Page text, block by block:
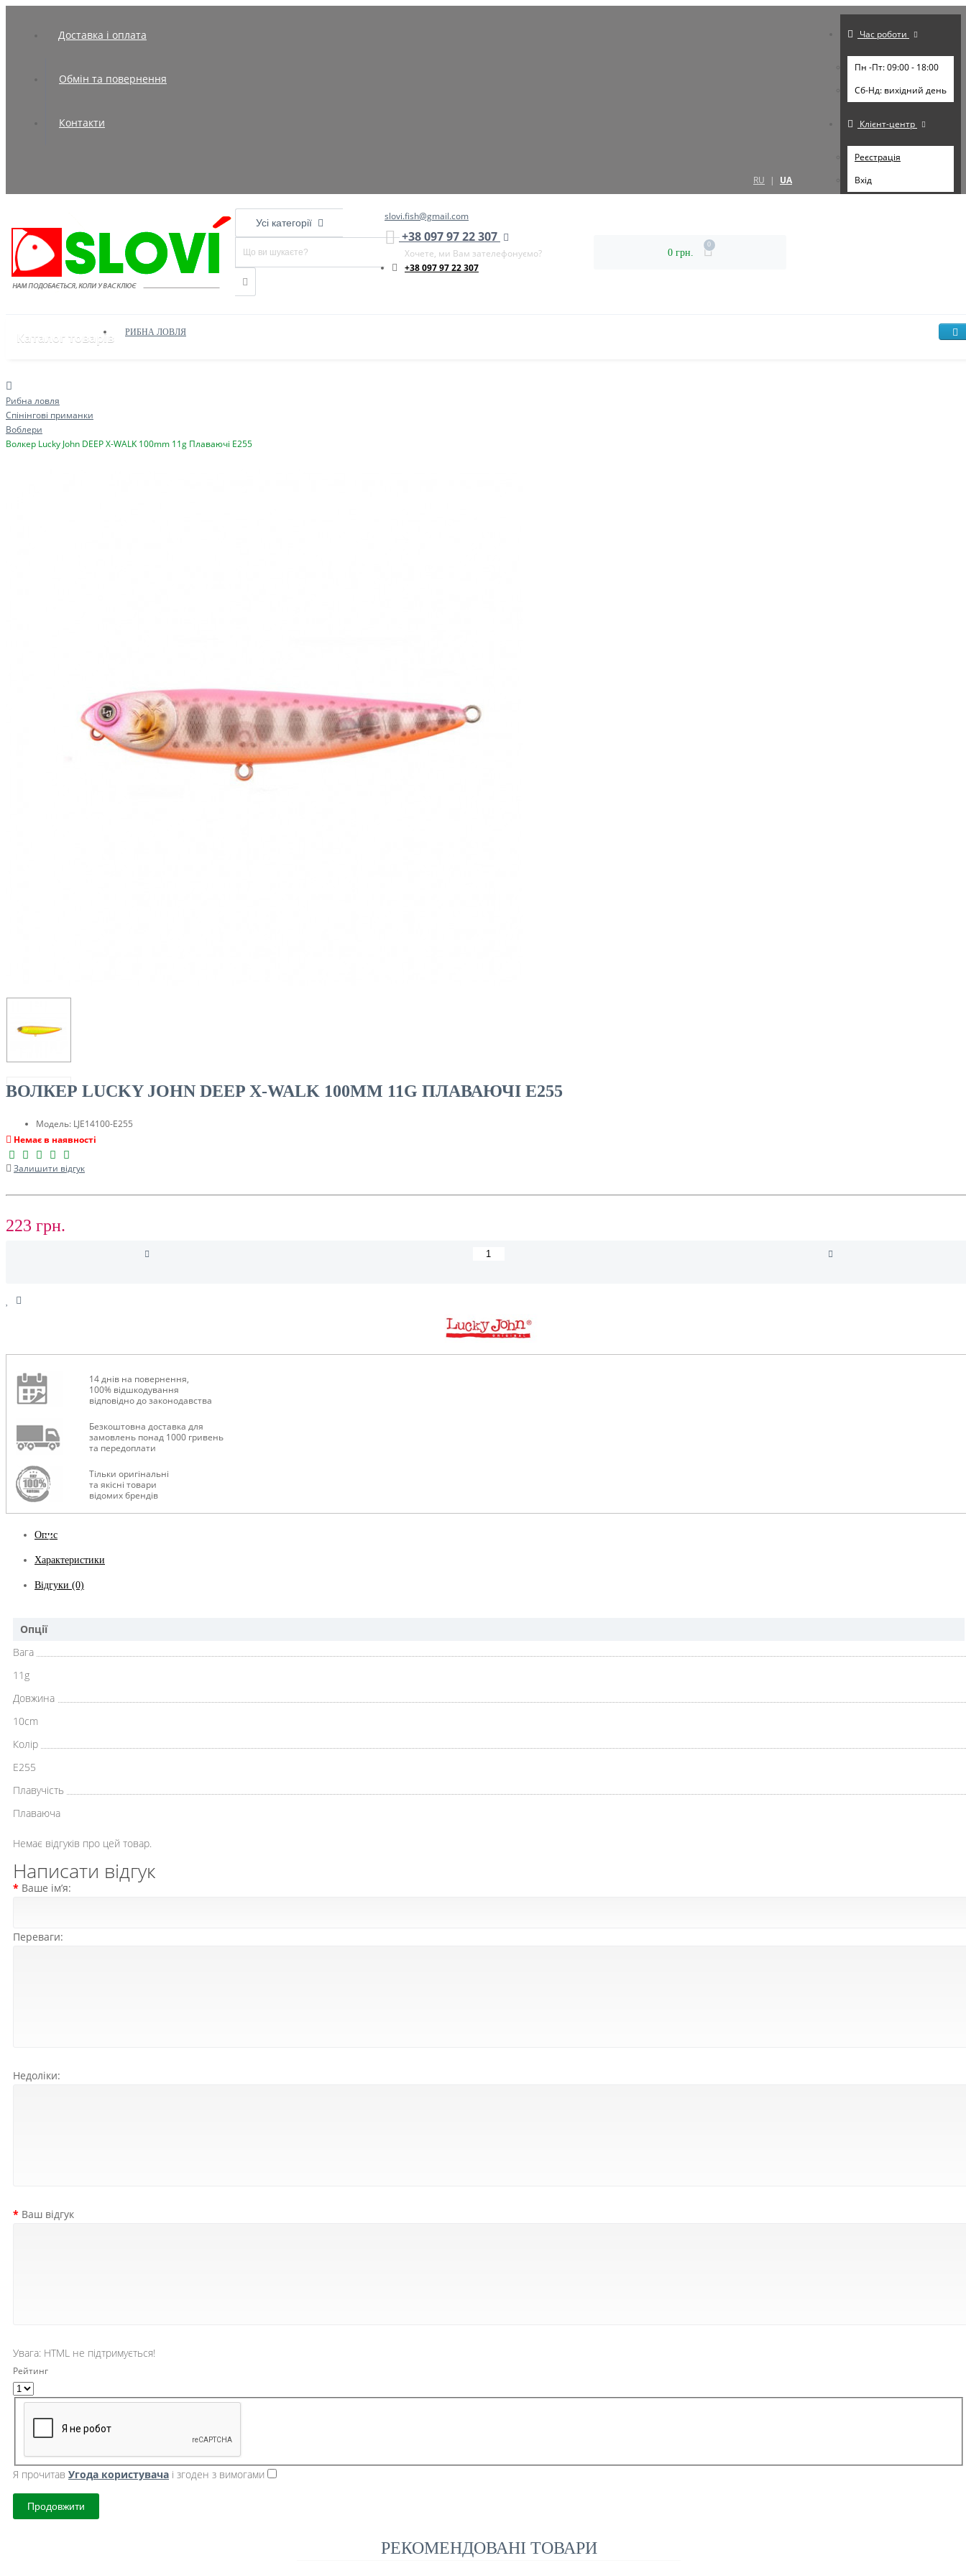
Доставка і оплата
Обмін та повернення
Контакти
RU | UA
Час роботи
Пн -Пт: 09:00 - 18:00
Cб-Нд: вихідний день
Клієнт-центр
Реєстрація
Вхід
Усі категорії
slovi.fish@gmail.com
+38 097 97 22 307
Хочете, ми Вам зателефонуємо?
+38 097 97 22 307
0 грн.
0
Каталог товарів РИБНА ЛОВЛЯ
ЧОВНИ ТА МОТОРИ
Рибна ловля
Спінінгові приманки
Воблери
Волкер Lucky John DEEP X-WALK 100mm 11g Плаваючі E255
ВОЛКЕР LUCKY JOHN DEEP X-WALK 100MM 11G ПЛАВАЮЧІ E255
Модель: LJE14100-E255
Немає в наявності
Залишити відгук
223 грн.
14 днів на повернення,
100% відшкодування
відповідно до законодавства
Безкоштовна доставка для
замовлень понад 1000 гривень
та передоплати
Тільки оригінальні
та якісні товари
відомих брендів
Опис
Характеристики
Відгуки (0)
Опції
Вага
11g
Довжина
10cm
Колір
E255
Плавучість
Плаваюча
Немає відгуків про цей товар.
Написати відгук
Ваше ім’я:
Переваги:
Недоліки:
Ваш відгук
Увага: HTML не підтримується!
Рейтинг
Я прочитав Угода користувача і згоден з вимогами
Продовжити
РЕКОМЕНДОВАНІ ТОВАРИ